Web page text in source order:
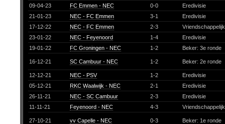
09-04-23
FC Emmen - NEC 0-0
Eredivisie
21-01-23
NEC - FC Emmen 3-1
Eredivisie
17-12-22
NEC - FC Emmen 2-3
23-01-22
NEC - Feyenoord 1-4
Eredivisie
19-01-22
FC Groningen - NEC 1-2 Beker: 3e ronde
16-12-21 SC Cambuur - NEC 1-2 Beker: 2e ronde
12-12-21 NEC - PSV 1-2
Eredivisie
05-12-21
RKC Waalwijk - NEC 2-1
Eredivisie
26-11-21
NEC - SC Cambuur 2-3
Eredivisie
11-11-21
Feyenoord - NEC 4-3
27-10-21 vv Capelle - NEC 0-3 Beker: 1e ronde